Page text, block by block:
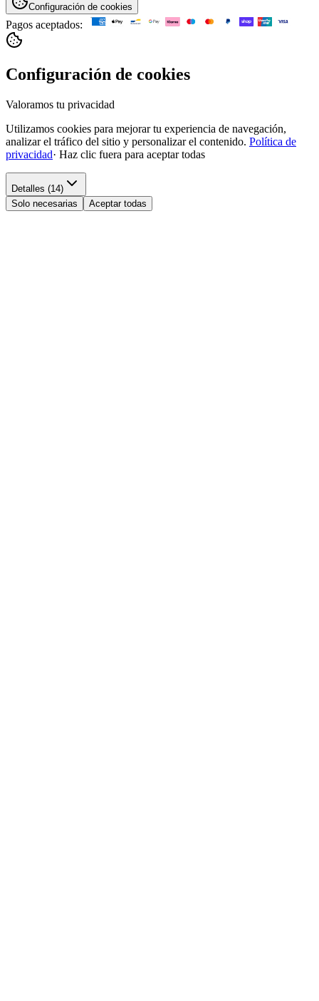
Configuración de cookies
Pagos aceptados:
Configuración de cookies
Valoramos tu privacidad
Utilizamos cookies para mejorar tu experiencia de navegación,
analizar el tráfico del sitio y personalizar el contenido. Política de
privacidad· Haz clic fuera para aceptar todas
Detalles (14)
Solo necesarias
Aceptar todas